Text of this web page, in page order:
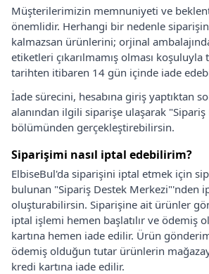
Müşterilerimizin memnuniyeti ve
önemlidir. Herhangi bir nedenle
kalmazsan ürünlerini; orjinal
etiketleri çıkarılmamış olması koşuluyla
tarihten itibaren 14 gün içinde iade
İade sürecini, hesabına giriş yaptıktan
alanından ilgili siparişe ulaşarak
bölümünden gerçekleştirebilirsin.
Siparişimi nasıl iptal edebilirim?
ElbiseBul'da siparişini iptal etmek için
bulunan "Sipariş Destek Merkezi"'nden
oluşturabilirsin. Siparişine ait ürünler
iptal işlemi hemen başlatılır ve ödemiş
kartına hemen iade edilir. Ürün
ödemiş olduğun tutar ürünlerin
kredi kartına iade edilir.